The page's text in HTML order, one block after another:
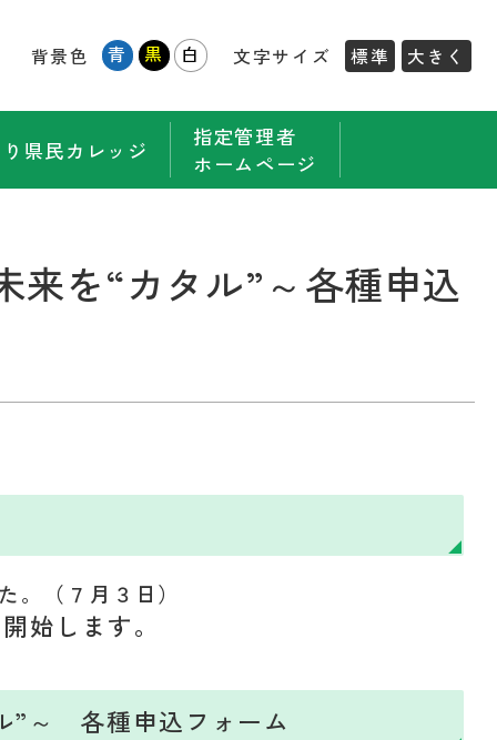
背景色 青 黒 白 文字サイズ 標準 大きく
県民カレッジ
指定管理者
ホームページ
来を“カタル”～各種申込
（７月３日）
始します。
”～ 各種申込フォーム